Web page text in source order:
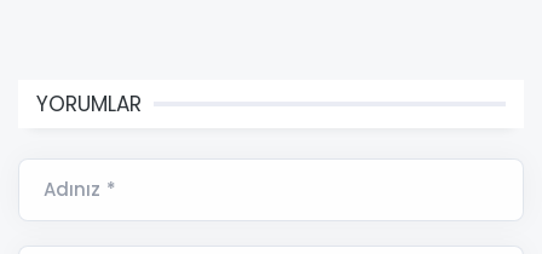
YORUMLAR
Adınız *